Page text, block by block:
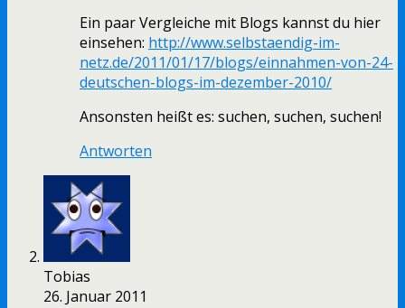
Ein paar Vergleiche mit Blogs kannst du hier
einsehen: http://www.selbstaendig-im-
netz.de/2011/01/17/blogs/einnahmen-von-24-
deutschen-blogs-im-dezember-2010/
Ansonsten heißt es: suchen, suchen, suchen!
Antworten
Tobias
26. Januar 2011